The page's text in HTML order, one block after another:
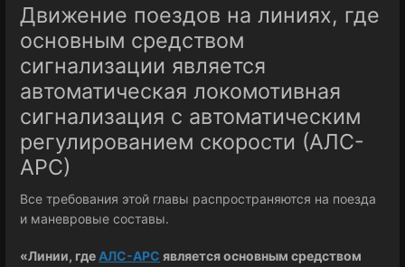
Движение поездов на линиях, где
основным средством
сигнализации является
автоматическая локомотивная
сигнализация с автоматическим
регулированием скорости (АЛС-
АРС)
Все требования этой главы распространяются на поезда
и маневровые составы.
«Линии, где АЛС-АРС является основным средством